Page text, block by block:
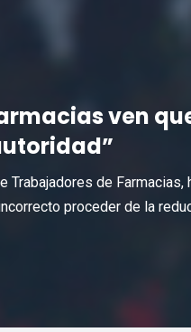
ven
Trabajadores de Farmacias,
proceder de la